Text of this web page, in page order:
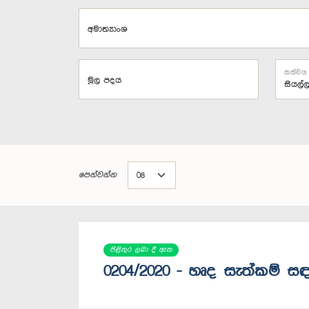
අමාත්‍යාංශ
මූල පදය
තත්වය
පෙන්වන්න
පිළිතුර ලබා දී ඇත
0204/2020 - හෘද සැත්කම්